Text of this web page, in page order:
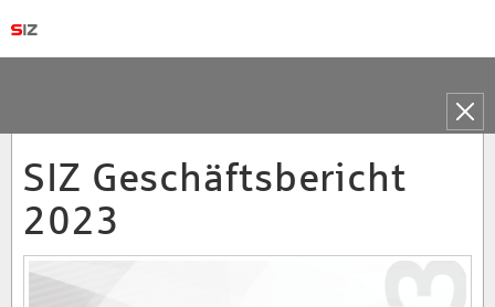
Toggle
SIZ Geschäftsbericht
2023